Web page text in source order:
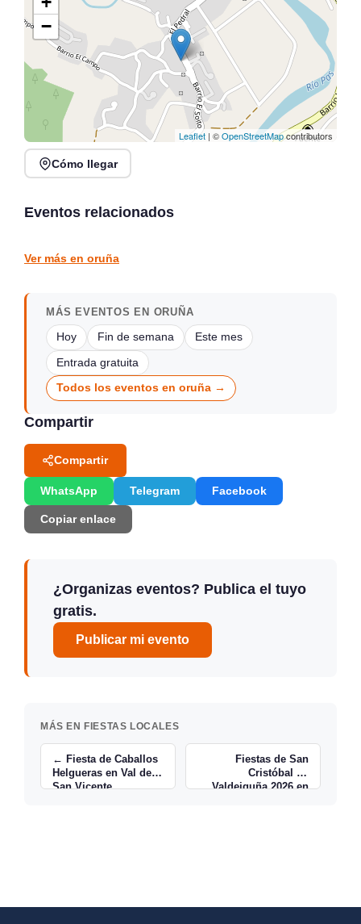
−
Leaflet | ©OpenStreetMapcontributors
Cómo llegar
Eventos relacionados
Fiesta del Turista en
agosto 2026
Arredondo
Ver más en oruña
MÁS EVENTOS EN ORUÑA
Hoy Fin de semana Este mes
Entrada gratuita
Todos los eventos en oruña →
Compartir
Compartir
WhatsApp Telegram Facebook
Copiar enlace
¿Organizas eventos? Publica el tuyo
gratis.
Publicar mi evento
MÁS EN FIESTAS LOCALES
← Fiesta de Caballos
Helgueras en Val de
San Vicente
Fiestas de San
Cristóbal de
Valdeiguña 2026 en